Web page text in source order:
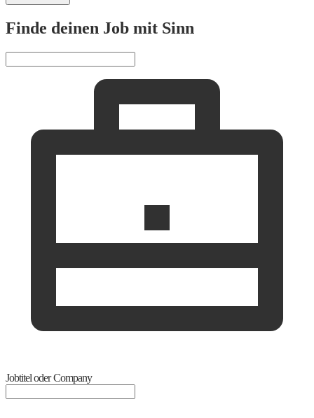
Finde deinen Job mit Sinn
Jobtitel oder Company